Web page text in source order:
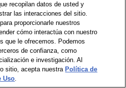
recopilan datos de usted y
las interacciones del sitio.
proporcionarle nuestros
cómo interactúa con nuestro
que le ofrecemos. Podemos
de confianza, como
e investigación. Al
sitio, acepta nuestra Política de
Uso.